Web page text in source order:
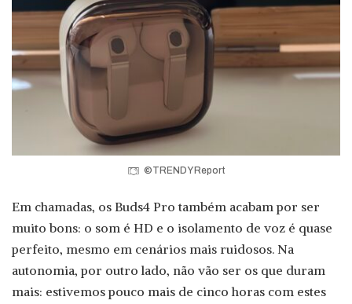
©TRENDY Report
Em chamadas, os Buds4 Pro também acabam por ser
muito bons: o som é HD e o isolamento de voz é quase
perfeito, mesmo em cenários mais ruidosos. Na
autonomia, por outro lado, não vão ser os que duram
mais: estivemos pouco mais de cinco horas com estes